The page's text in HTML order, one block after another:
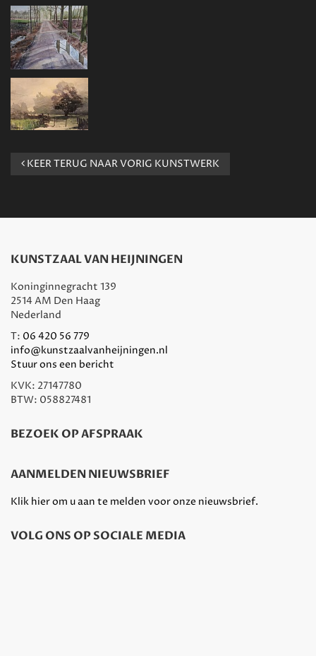
KEER TERUG NAAR VORIG KUNSTWERK
KUNSTZAAL VAN HEIJNINGEN
Koninginnegracht 139
2514 AM Den Haag
Nederland
T: 06 420 56 779
info@kunstzaalvanheijningen.nl
Stuur ons een bericht
KVK: 27147780
BTW: 058827481
BEZOEK OP AFSPRAAK
AANMELDEN NIEUWSBRIEF
Klik hier om u aan te melden voor onze nieuwsbrief.
VOLG ONS OP SOCIALE MEDIA